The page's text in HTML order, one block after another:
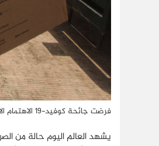
فرضت جائحة كوفيد-19 الاهتمام الاستراتيجي بالصحة والأمن العالميين في المستقبل بحيث يصبحان محور السياسات الخارجية والأمنية والعسكرية (رويترز)
يشهد العالم اليوم حالة من